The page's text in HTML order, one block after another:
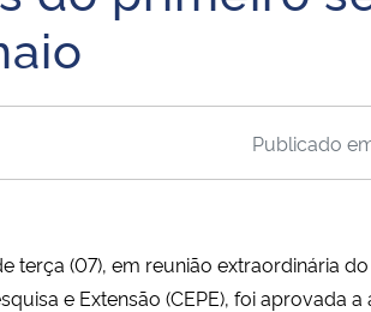
Publicado
terça (07), em reunião extraordinária
e Extensão (CEPE), foi aprovada